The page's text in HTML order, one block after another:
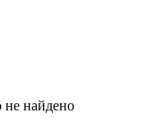
не найдено